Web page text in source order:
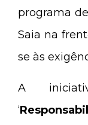
programa
Saia na
se às
A
‘